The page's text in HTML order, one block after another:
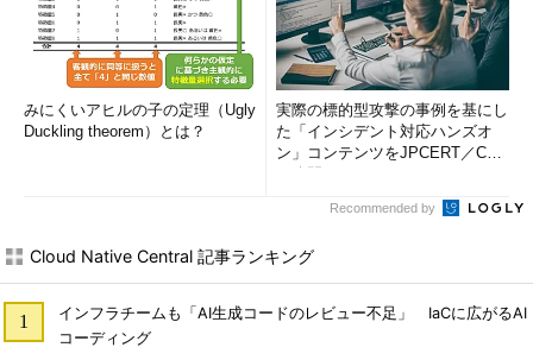
みにくいアヒルの子の定理（Ugly
Duckling theorem）とは？
実際の標的型攻撃の事例を基にし
た「インシデント対応ハンズオ
ン」コンテンツをJPCERT／CC
Recommended by
Cloud Native Central 記事ランキング
インフラチームも「AI生成コードのレビュー不足」 IaCに広がるAI
コーディング